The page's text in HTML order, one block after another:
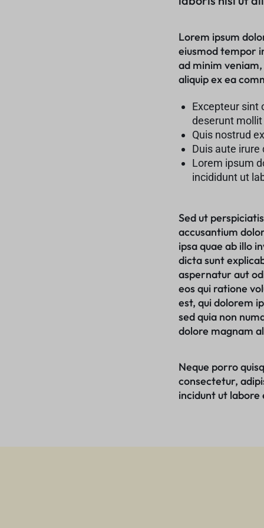
Air Freshners
Perfume Wax
Humidifiers
Sale
Lorem ipsum
eiusmod tempor
ad minim
aliquip ex ea
Excepteur sint
deserunt
Quis nostrud
Duis aute
Lorem ipsum
incididunt ut
Sed ut
accusantium
ipsa quae ab illo
dicta sunt
aspernatur aut
eos qui ratione
est, qui dolorem
sed quia non
dolore magnam
Neque porro
consectetur,
incidunt ut labore